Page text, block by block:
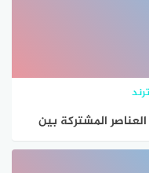
ترند
المشتركة بين
برامج معالجة